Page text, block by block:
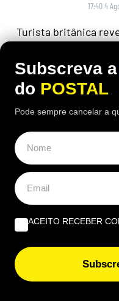
17:40 4
Turista britânica
numa conhecida ilha
a quem
Subscreva a
do POSTAL
Pode sempre cancelar a
ACEITO RECEBER